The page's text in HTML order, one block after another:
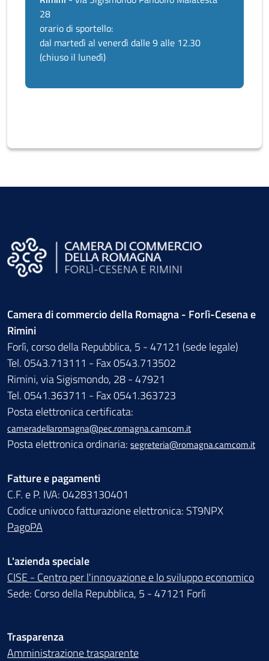
28
orario di sportello:
dal martedì al venerdì dalle 9 alle 12.30
(chiuso il lunedì)
Camera di commercio della Romagna - Forlì-Cesena e
Rimini
Forlì, corso della Repubblica, 5 - 47121 (sede legale)
Tel. 0543.713111 - Fax 0543.713502
Rimini, via Sigismondo, 28 - 47921
Tel. 0541.363711 - Fax 0541.363723
Posta elettronica certificata:
cameradellaromagna@pec.romagna.camcom.it
Posta elettronica ordinaria: segreteria@romagna.camcom.it
Fatture e pagamenti
C.F. e P. IVA: 04283130401
Codice univoco fatturazione elettronica: ST9NPX
PagoPA
L'azienda speciale
CISE - Centro per l'innovazione e lo sviluppo economico
Sede: Corso della Repubblica, 5 - 47121 Forlì
Trasparenza
Amministrazione trasparente